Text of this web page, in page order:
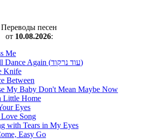
Переводы песен
от 10.08.2026:
Me
- We Will Dance Again (עוד נרקוד)
Knife
Between
My Baby Don't Mean Maybe Now
Little Home
Eyes
Song
with Tears in My Eyes
Easy Go